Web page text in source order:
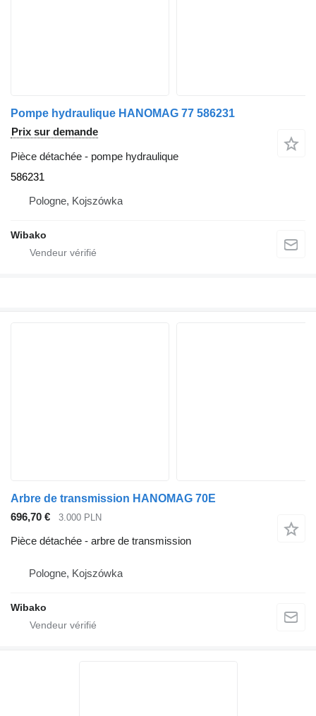
Pompe hydraulique HANOMAG 77 586231
Prix sur demande
Pièce détachée - pompe hydraulique
586231
Pologne, Kojszówka
Wibako
Arbre de transmission HANOMAG 70E
696,70 €
3.000 PLN
Pièce détachée - arbre de transmission
Pologne, Kojszówka
Wibako